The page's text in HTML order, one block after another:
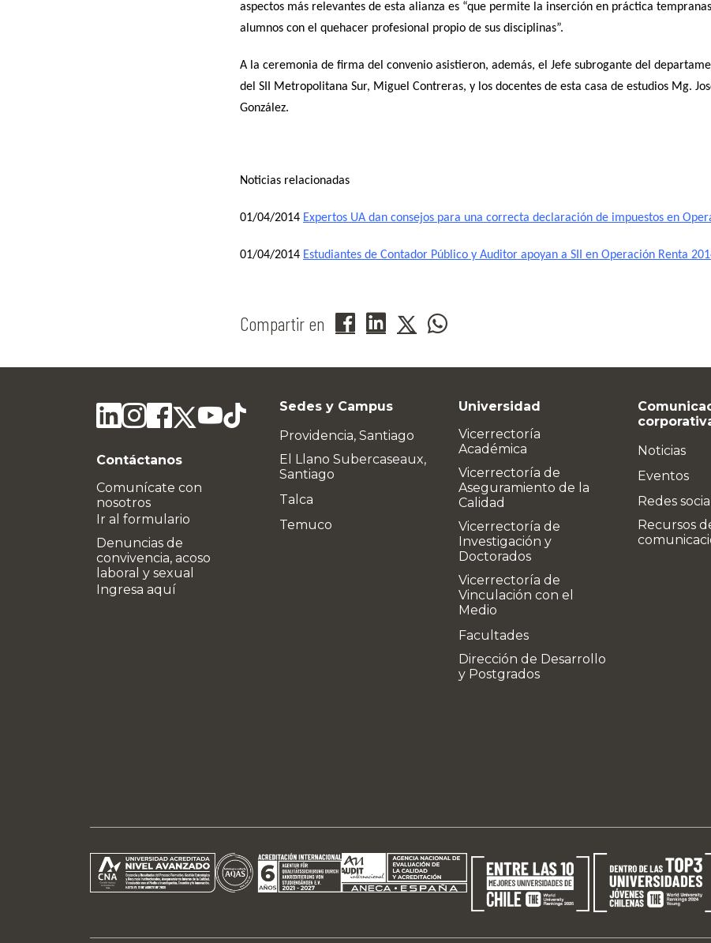
aspectos más relevantes de esta alianza es “que permite la inserción en práctica
alumnos con el quehacer profesional propio de sus disciplinas”.
A la ceremonia de firma del convenio asistieron, además, el Jefe subrogante del
del SII Metropolitana Sur, Miguel Contreras, y los docentes de esta casa de estudios Mg.
González.
Noticias relacionadas
01/04/2014 Expertos UA dan consejos para una correcta declaración de impuestos en
01/04/2014 Estudiantes de Contador Público y Auditor apoyan a SII en Operación Renta
Compartir en
Contáctanos
Comunícate con
nosotros
Ir al formulario
Denuncias de
convivencia, acoso
laboral y sexual
Ingresa aquí
Sedes y Campus
Providencia, Santiago
El Llano Subercaseaux,
Santiago
Talca
Temuco
Universidad
Vicerrectoría
Académica
Vicerrectoría de
Aseguramiento de la
Calidad
Vicerrectoría de
Investigación y
Doctorados
Vicerrectoría de
Vinculación con el
Medio
Facultades
Dirección de Desarrollo
y Postgrados
Noticias
Eventos
Redes
Recursos